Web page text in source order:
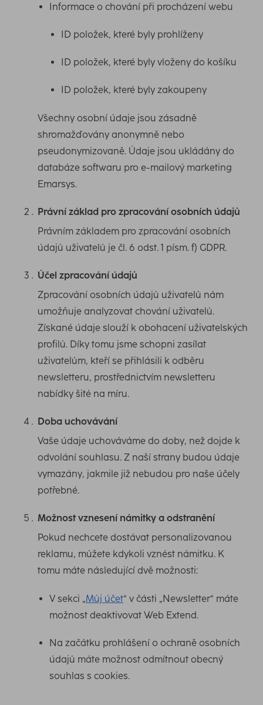
Informace o chování při procházení webu
ID položek, které byly prohlíženy
ID položek, které byly vloženy do košíku
ID položek, které byly zakoupeny
Všechny osobní údaje jsou zásadně
shromažďovány anonymně nebo
pseudonymizovaně. Údaje jsou ukládány do
databáze softwaru pro e-mailový marketing
Emarsys.
Právní základ pro zpracování osobních údajů
Právním základem pro zpracování osobních
údajů uživatelů je čl. 6 odst. 1 písm. f) GDPR.
Účel zpracování údajů
Zpracování osobních údajů uživatelů nám
umožňuje analyzovat chování uživatelů.
Získané údaje slouží k obohacení uživatelských
profilů. Díky tomu jsme schopni zasílat
uživatelům, kteří se přihlásili k odběru
newsletteru, prostřednictvím newsletteru
nabídky šité na míru.
Doba uchovávání
Vaše údaje uchováváme do doby, než dojde k
odvolání souhlasu. Z naší strany budou údaje
vymazány, jakmile již nebudou pro naše účely
potřebné.
Možnost vznesení námitky a odstranění
Pokud nechcete dostávat personalizovanou
reklamu, můžete kdykoli vznést námitku. K
tomu máte následující dvě možnosti:
V sekci „Můj účet“ v části „Newsletter“ máte
možnost deaktivovat Web Extend.
Na začátku prohlášení o ochraně osobních
údajů máte možnost odmítnout obecný
souhlas s cookies.